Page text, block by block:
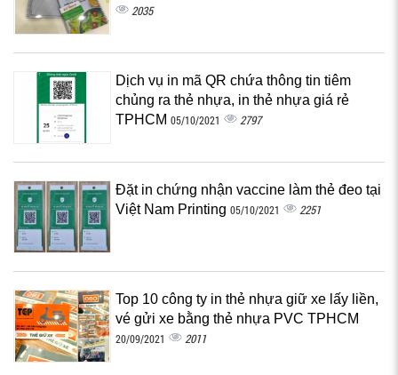
2035
Dịch vụ in mã QR chứa thông tin tiêm
chủng ra thẻ nhựa, in thẻ nhựa giá rẻ
TPHCM 05/10/2021 2797
Đặt in chứng nhận vaccine làm thẻ đeo tại
Việt Nam Printing 05/10/2021 2251
Top 10 công ty in thẻ nhựa giữ xe lấy liền,
vé gửi xe bằng thẻ nhựa PVC TPHCM
20/09/2021 2011